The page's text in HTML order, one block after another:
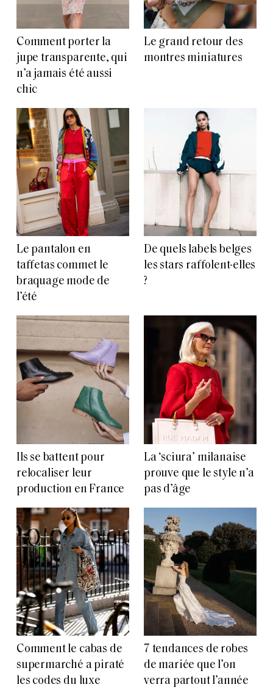
Comment porter la
jupe transparente, qui
n’a jamais été aussi
chic
Le grand retour des
montres miniatures
Le pantalon en
taffetas commet le
braquage mode de
l’été
De quels labels belges
les stars raffolent-elles
?
Ils se battent pour
relocaliser leur
production en France
La ‘sciura’ milanaise
prouve que le style n’a
pas d’âge
Comment le cabas de
supermarché a piraté
les codes du luxe
7 tendances de robes
de mariée que l’on
verra partout l’année